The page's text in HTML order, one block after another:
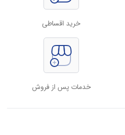
خرید اقساطی
خدمات پس از فروش